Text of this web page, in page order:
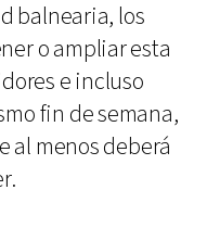
balnearia, los
o ampliar esta
e incluso
fin de semana,
al menos deberá